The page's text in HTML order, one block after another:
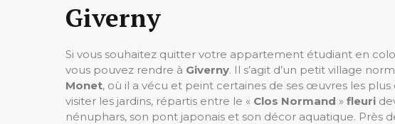
Giverny
Si vous souhaitez quitter votre appartement étudiant en
vous pouvez rendre à Giverny. Il s’agit d’un petit village
Monet, où il a vécu et peint certaines de ses œuvres les
visiter les jardins, répartis entre le « Clos Normand » fleuri
nénuphars, son pont japonais et son décor aquatique. Près